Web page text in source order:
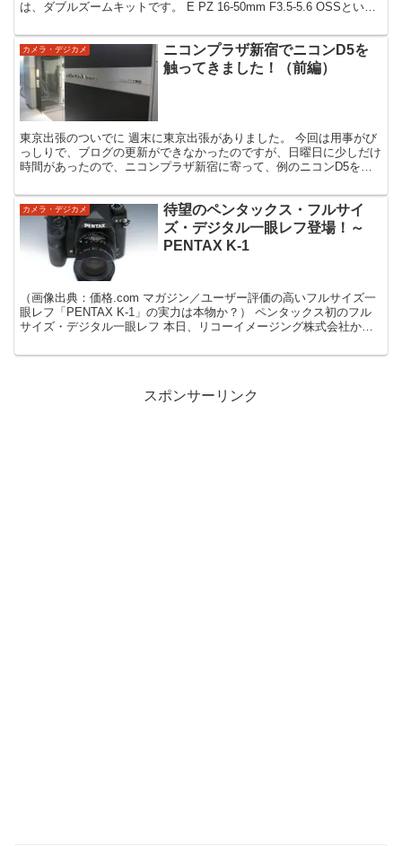
は、ダブルズームキットです。 E PZ 16-50mm F3.5-5.6 OSSという
カメラ・デジカメ
ニコンプラザ新宿でニコンD5を
触ってきました！（前編）
東京出張のついでに 週末に東京出張がありました。 今回は用事がび
っしりで、ブログの更新ができなかったのですが、日曜日に少しだけ
時間があったので、ニコンプラザ新宿に寄って、例のニコンD5を触
カメラ・デジカメ
待望のペンタックス・フルサイ
ズ・デジタル一眼レフ登場！～
PENTAX K-1
（画像出典：価格.com マガジン／ユーザー評価の高いフルサイズ一
眼レフ「PENTAX K-1」の実力は本物か？） ペンタックス初のフル
サイズ・デジタル一眼レフ 本日、リコーイメージング株式会社から
スポンサーリンク